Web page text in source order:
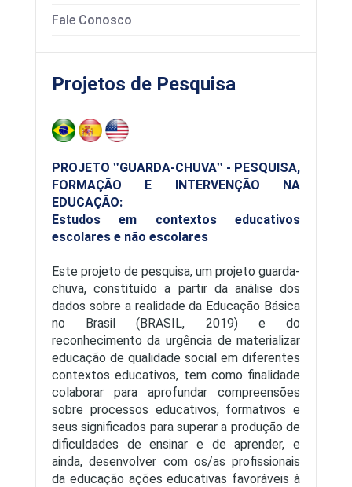
Estrutura curricular
Fale Conosco
Projetos de Pesquisa
PROJETO GUARDA-CHUVA
- PESQUISA,
FORMAÇÃO E INTERVENÇÃO NA
EDUCAÇÃO:
Estudos em contextos educativos
escolares e não escolares
Este projeto de pesquisa, um projeto guarda-
chuva, constituído a partir da análise dos
dados sobre a realidade da Educação Básica
no Brasil (BRASIL, 2019) e do
reconhecimento da urgência de materializar
educação de qualidade social em diferentes
contextos educativos, tem como finalidade
colaborar para aprofundar compreensões
sobre processos educativos, formativos e
seus significados para superar a produção de
dificuldades de ensinar e de aprender, e
ainda, desenvolver com os/as profissionais
da educação ações educativas favoráveis à